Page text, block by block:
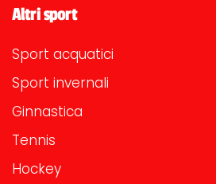
Altri sport
Sport acquatici
Sport invernali
Ginnastica
Tennis
Hockey